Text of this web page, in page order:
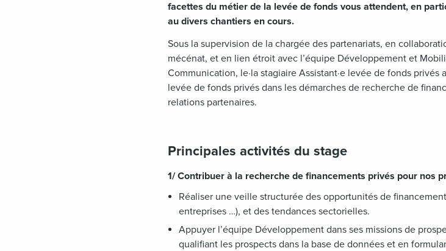
facettes du métier de la levée de fonds vous attendent, en
au divers chantiers en cours.
Sous la supervision de la chargée des partenariats, en
mécénat, et en lien étroit avec l’équipe Développement et
Communication, le·la stagiaire Assistant·e levée de fonds privés
levée de fonds privés dans les démarches de recherche de
relations partenaires.
Principales activités du stage
1/ Contribuer à la recherche de financements privés pour nos
Réaliser une veille structurée des opportunités de
entreprises …), et des tendances sectorielles.
Appuyer l’équipe Développement dans ses missions de
qualifiant les prospects dans la base de données et en